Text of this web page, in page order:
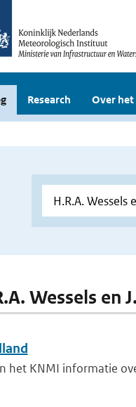
Research Over
Wessels en
het KNMI informatie